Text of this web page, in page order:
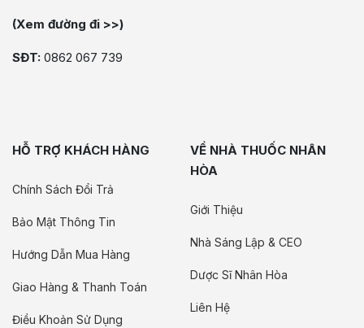
(Xem đường đi >>)
SĐT: 0862 067 739
HỖ TRỢ KHÁCH HÀNG
Chính Sách Đổi Trả
Bảo Mật Thông Tin
Hướng Dẫn Mua Hàng
Giao Hàng & Thanh Toán
Điều Khoản Sử Dụng
VỀ NHÀ THUỐC NHÂN
HÒA
Giới Thiệu
Nhà Sáng Lập & CEO
Dược Sĩ Nhân Hòa
Liên Hệ